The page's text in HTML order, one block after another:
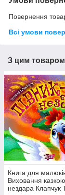
Повернення
Всі умови
З цим
Книга для
Виховання
нездара Клапчук